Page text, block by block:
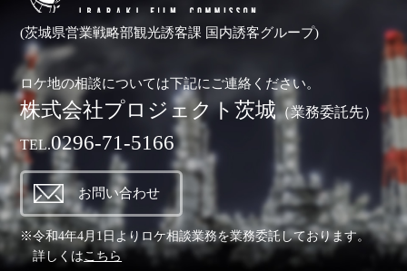
(茨城県営業戦略部観光誘客課 国内誘客グループ)
ロケ地の相談については下記にご連絡ください。
株式会社プロジェクト茨城（業務委託先）
TEL.0296-71-5166
お問い合わせ
※令和4年4月1日よりロケ相談業務を業務委託しております。
詳しくは こちら